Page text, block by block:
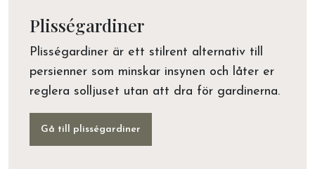
Plisségardiner
Plisségardiner är ett stilrent alternativ till
persienner som minskar insynen och låter er
reglera solljuset utan att dra för gardinerna.
Gå till plisségardiner